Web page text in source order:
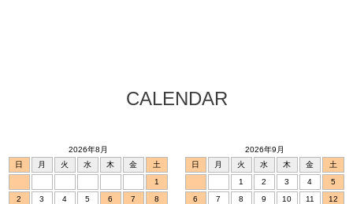
CALENDAR
2026年8月
日
月 火 水 木 金
土
1
2
3 4 5 6 7
8
2026年9月
日
月 火 水 木 金
土
1
2 3 4
5
6
7 8 9 10 11
12